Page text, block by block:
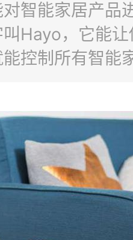
智能家居产品
Hayo，它能
控制所有智能
它号称是“联
非常有意思，